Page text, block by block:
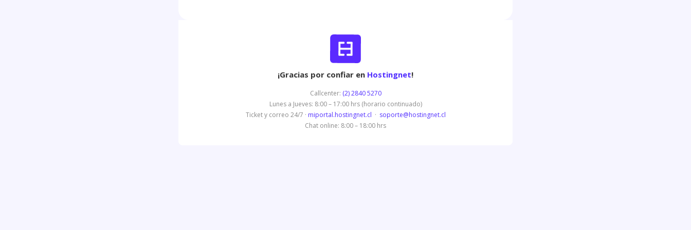
¡Gracias por confiar en Hostingnet!
Callcenter: (2) 2840 5270
Lunes a Jueves: 8:00 – 17:00 hrs (horario continuado)
Ticket y correo 24/7 · miportal.hostingnet.cl · soporte@hostingnet.cl
Chat online: 8:00 – 18:00 hrs